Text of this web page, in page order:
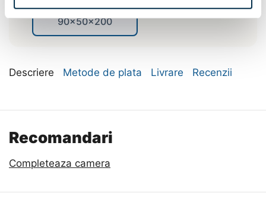
90x50x200
Descriere Metode de plata Livrare Recenzii
Recomandari
Completeaza camera